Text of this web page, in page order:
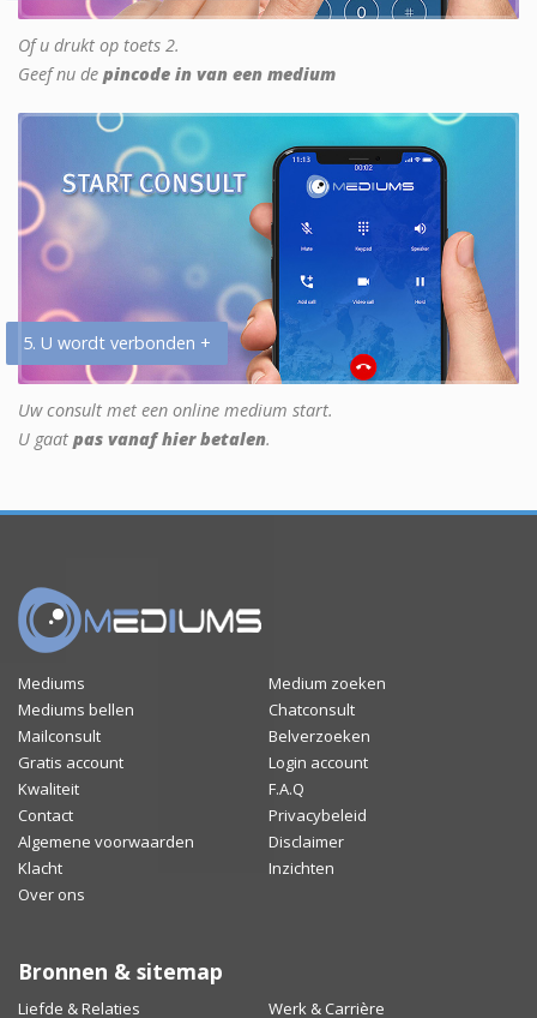
Of u drukt op toets 2.
Geef nu de pincode in van een medium
5. U wordt verbonden +
Uw consult met een online medium start.
U gaat pas vanaf hier betalen.
Mediums
Medium zoeken
Mediums bellen
Chatconsult
Mailconsult
Belverzoeken
Gratis account
Login account
Kwaliteit
F.A.Q
Contact
Privacybeleid
Algemene voorwaarden
Disclaimer
Klacht
Inzichten
Over ons
Bronnen & sitemap
Liefde & Relaties Werk & Carrière